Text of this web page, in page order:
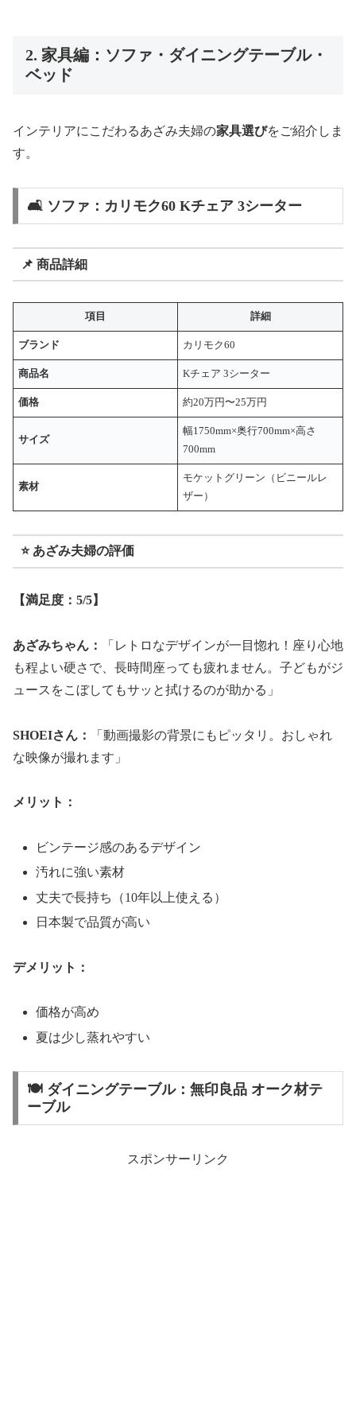
2. 家具編：ソファ・ダイニングテーブル・
ベッド
インテリアにこだわるあざみ夫婦の家具選びをご紹介しま
す。
🛋️ ソファ：カリモク60 Kチェア 3シーター
📌 商品詳細
項目 詳細
ブランド カリモク60
商品名 Kチェア 3シーター
価格 約20万円〜25万円
サイズ
幅1750mm×奥行700mm×高さ
700mm
素材
モケットグリーン（ビニールレ
ザー）
⭐ あざみ夫婦の評価
【満足度：5/5】
あざみちゃん：
「レトロなデザインが一目惚れ！座り心地
も程よい硬さで、長時間座っても疲れません。子どもがジ
ュースをこぼしてもサッと拭けるのが助かる」
SHOEIさん：
「動画撮影の背景にもピッタリ。おしゃれ
な映像が撮れます」
メリット：
ビンテージ感のあるデザイン
汚れに強い素材
丈夫で長持ち（10年以上使える）
日本製で品質が高い
デメリット：
価格が高め
夏は少し蒸れやすい
🍽️ ダイニングテーブル：無印良品 オーク材テ
ーブル
スポンサーリンク